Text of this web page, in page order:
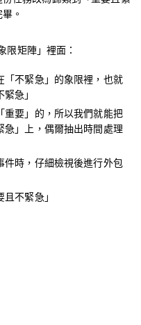
。
限矩陣」裡面：
「不緊急」的象限裡，也就
急」
重要」的，所以我們就能把
急」上，偶爾抽出時間處理
件時，仔細檢視後進行外包
不緊急」